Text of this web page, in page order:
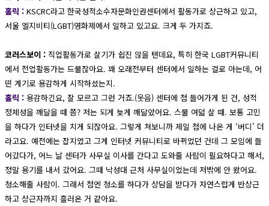
홀릭 : KSCRC라고 한국성적소수자문화인권센터에서 활동가로 상근하고 있고,
서울 엘지비티(LGBT)영화제에서 일하고 있고요. 크게 두 가지죠.
코러스보이 : 직업활동가로 살기가 쉽진 않을 텐데요, 특히 한국 LGBT커뮤니티
에서 전업활동가는 드물잖아요. 꽤 오래전부터 센터에서 일하는 걸로 아는데, 어
떤 계기로 용감하게 시작하셨는지.
홀릭 : 용감하긴요, 잘 모르고 그런 거죠.(웃음) 센터에 첨 들어가게 된 건, 성적
정체성을 깨달을 때 쯤? 저는 되게 늦게 깨달았어요. 스물 여덟 살 때. 보통 고민
을 하다가 인터넷을 치게 되잖아요. 그렇게 쳐보니까 제일 첨에 나온 게 ‘버디’ 더
라고요. 예전에는 잡지였고 그게 인터넷 커뮤니티로 바뀌었던 건데 그 모임에 들
어갔다가, 어느 날 센터가 사무실 이사를 간다고 도와줄 사람이 필요하다고 해서,
정말 용기를 내서 갔어요. 그때 낙성대 근처 사무실이었는데 저밖에 안 왔어요.
청소해줄 사람이. 그래서 첨엔 청소를 하다가 상담을 받다가 자연스럽게 반상근
하고 상근자까지 흘러온 거 같아요.